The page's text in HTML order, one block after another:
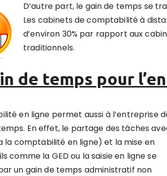
D’autre part, le gain de temps se
Les cabinets de comptabilité à
d’environ 30% par rapport aux
traditionnels.
de temps pour
en ligne permet aussi à l’entreprise
. En effet, le partage des tâches
la comptabilité en ligne) et la mise en
comme la GED ou la saisie en ligne se
un gain de temps administratif non